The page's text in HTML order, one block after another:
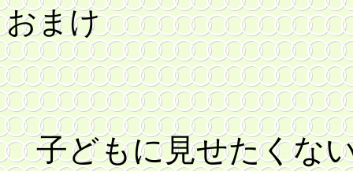
おまけ
子どもに見せたくな